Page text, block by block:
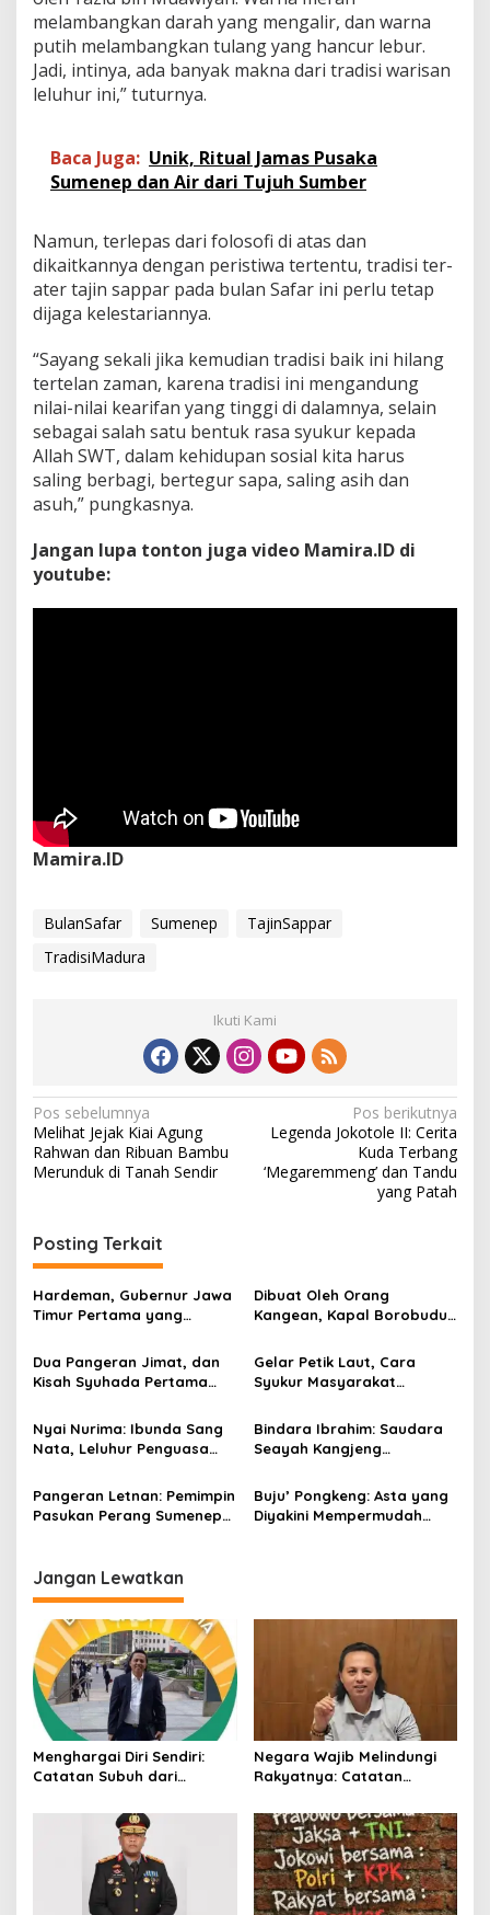
melambangkan darah yang mengalir, dan warna
putih melambangkan tulang yang hancur lebur.
Jadi, intinya, ada banyak makna dari tradisi warisan
leluhur ini,” tuturnya.
Baca Juga: Unik, Ritual Jamas Pusaka
Sumenep dan Air dari Tujuh Sumber
Namun, terlepas dari folosofi di atas dan
dikaitkannya dengan peristiwa tertentu, tradisi ter-
ater tajin sappar pada bulan Safar ini perlu tetap
dijaga kelestariannya.
“Sayang sekali jika kemudian tradisi baik ini hilang
tertelan zaman, karena tradisi ini mengandung
nilai-nilai kearifan yang tinggi di dalamnya, selain
sebagai salah satu bentuk rasa syukur kepada
Allah SWT, dalam kehidupan sosial kita harus
saling berbagi, bertegur sapa, saling asih dan
asuh,” pungkasnya.
Jangan lupa tonton juga video Mamira.ID di
youtube:
Mamira.ID
BulanSafar Sumenep
TajinSappar
TradisiMadura
Ikuti Kami
N
a
v
g
a
s
p
o
s
Pos sebelumnya
Melihat Jejak Kiai Agung
Rahwan dan Ribuan Bambu
Merunduk di Tanah Sendir
Pos berikutnya
Legenda Jokotole II: Cerita
Kuda Terbang
‘Megaremmeng’ dan Tandu
yang Patah
Posting Terkait
Hardeman, Gubernur Jawa
Timur Pertama yang
Kepulauan Kangean
Dibuat Oleh Orang
Kangean, Kapal Borobudur
Lautan Hingga ke Afrika
Dua Pangeran Jimat, dan
Kisah Syuhada Pertama
Gelar Petik Laut, Cara
Syukur Masyarakat
Nyai Nurima: Ibunda Sang
Nata, Leluhur Penguasa
Terakhir
Bindara Ibrahim: Saudara
Seayah Kangjeng
Pangeran Letnan: Pemimpin
Pasukan Perang Sumenep
Buju’ Pongkeng: Asta yang
Diyakini Mempermudah
Jangan Lewatkan
Menghargai Diri Sendiri:
Catatan Subuh dari
Jawa
Negara Wajib Melindungi
Rakyatnya: Catatan
Penambang Belerang
Kawah Ijen